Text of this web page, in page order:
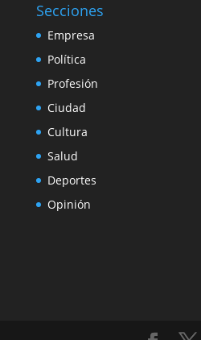
Secciones
Empresa
Política
Profesión
Ciudad
Cultura
Salud
Deportes
Opinión